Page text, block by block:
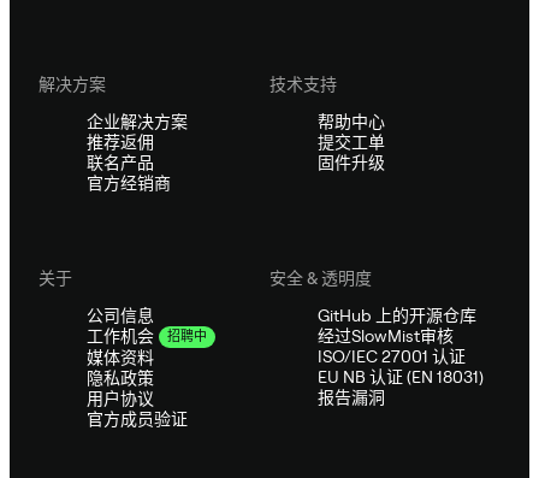
解决方案
企业解决方案
推荐返佣
联名产品
官方经销商
技术支持
帮助中心
提交工单
固件升级
关于
公司信息
工作机会
招聘中
媒体资料
隐私政策
用户协议
官方成员验证
安全 & 透明度
GitHub 上的开源仓库
经过SlowMist审核
ISO/IEC 27001 认证
EU NB 认证 (EN 18031)
报告漏洞